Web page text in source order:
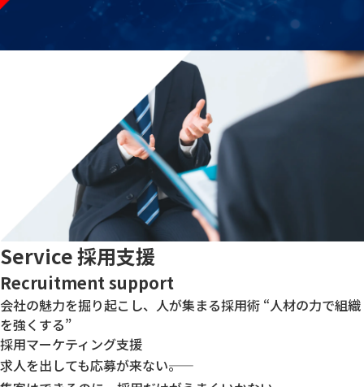
Service採用支援
Recruitment support
会社の魅力を掘り起こし、人が集まる採用術 “人材の力で組織
を強くする”
採用マーケティング支援
求人を出しても応募が来ない――。